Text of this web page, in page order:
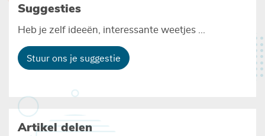
Suggesties
Heb je zelf ideeën, interessante weetjes ...
Stuur ons je suggestie
Artikel delen